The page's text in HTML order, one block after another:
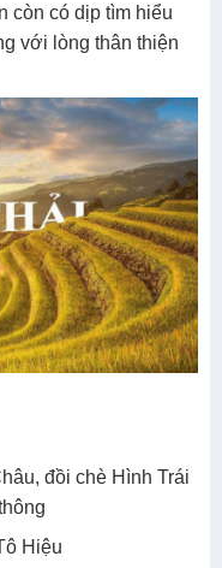
còn có dịp tìm hiểu
với lòng thân thiện
đồi chè Hình Trái
Hiệu